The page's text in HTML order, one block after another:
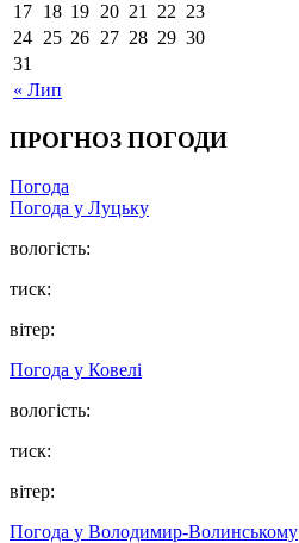
« Лип
17 18 19 20 21 22 23
24 25 26 27 28 29 30
31
ПРОГНОЗ ПОГОДИ
Погода
Погода у Луцьку
вологість:
тиск:
вітер:
Погода у Ковелі
вологість:
тиск:
вітер:
Погода у Володимир-Волинському